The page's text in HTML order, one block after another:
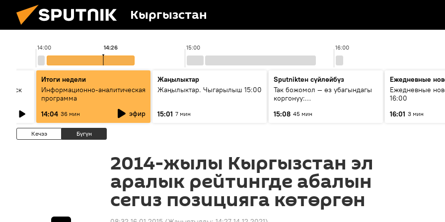
Кыргызстан
14:00 15:00 16:00
14:26
Итоги недели
Информационно-аналитическая
программа
14:04 36 мин эфир
Жаңылыктар
Жаңылыктар. Чыгарылыш 15:00
15:01 7 мин
Sputnikteн сүйлөйбүз
Так божомол — өз убагындагы
коргонуу:
кантип өркүндөтүлүүдө
15:08 45 мин
Ежедневные
Ежедневные
16:00
16:01 3 мин
Кечээ Бүгүн
2014-жылы Кыргызстан эл
аралык рейтингде абалын
сегиз позицияга көтөргөн